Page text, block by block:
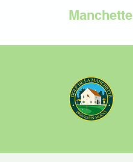
Manchette